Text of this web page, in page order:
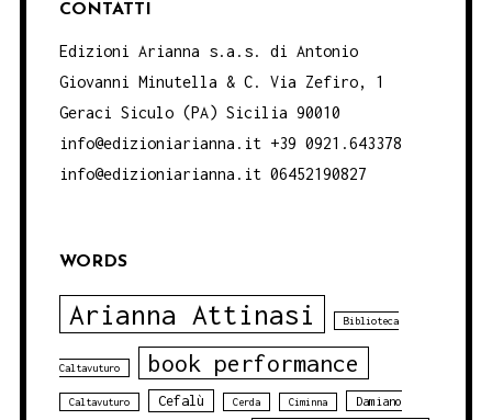
CONTATTI
Edizioni Arianna s.a.s. di Antonio
Giovanni Minutella & C. Via Zefiro, 1
Geraci Siculo (PA) Sicilia 90010
info@edizioniarianna.it +39 0921.643378
info@edizioniarianna.it 06452190827
WORDS
Arianna Attinasi Biblioteca
Caltavuturo book performance
Caltavuturo Cefalù Cerda Ciminna Damiano